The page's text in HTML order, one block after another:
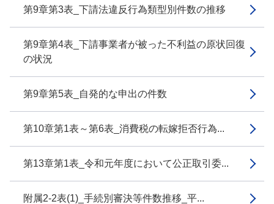
第9章第3表_下請法違反行為類型別件数の推移
第9章第4表_下請事業者が被った不利益の原状回復
の状況
第9章第5表_自発的な申出の件数
第10章第1表～第6表_消費税の転嫁拒否行為...
第13章第1表_令和元年度において公正取引委...
附属2-2表(1)_手続別審決等件数推移_平...